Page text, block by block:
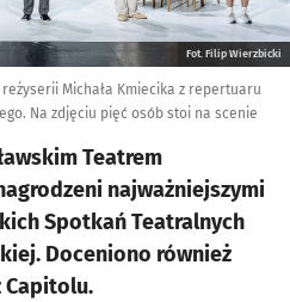
Fot. Filip Wierzbicki
Michała Kmiecika z repertuaru
Na zdjęciu pięć osób stoi na scenie
Teatrem
najważniejszymi
Spotkań Teatralnych
Doceniono również
Capitolu.